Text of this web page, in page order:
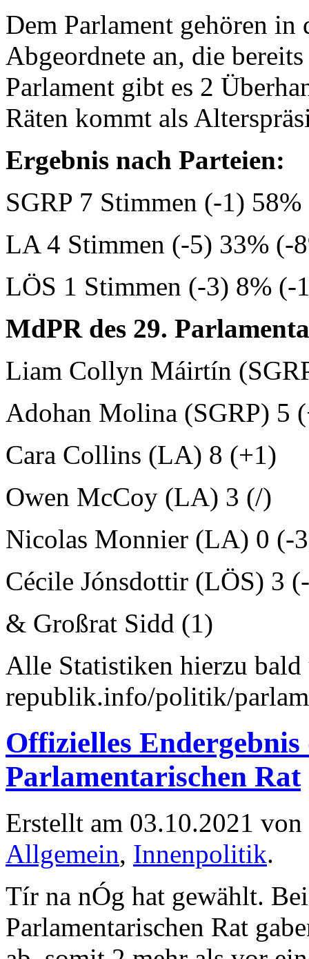
Dem Parlament gehören
Abgeordnete an, die
Parlament gibt es 2
Räten kommt als
Ergebnis nach Parteien:
SGRP 7 Stimmen (-1)
LA 4 Stimmen (-5) 33% (-
LÖS 1 Stimmen (-3) 8% (-
MdPR des 29.
Liam Collyn Máirtín
Adohan Molina (SGRP) 5
Cara Collins (LA) 8 (+1)
Owen McCoy (LA) 3 (/)
Nicolas Monnier (LA) 0 (-
Cécile Jónsdottir (LÖS) 3
& Großrat Sidd (1)
Alle Statistiken hierzu
republik.info/politik/
Offizielles
Parlamentarischen Rat
Erstellt am 03.10.2021
Allgemein, Innenpolitik.
Tír na nÓg hat gewählt.
Parlamentarischen Rat